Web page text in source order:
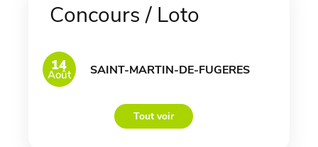
Concours / Loto
14
Août SAINT-MARTIN-DE-FUGERES
Tout voir